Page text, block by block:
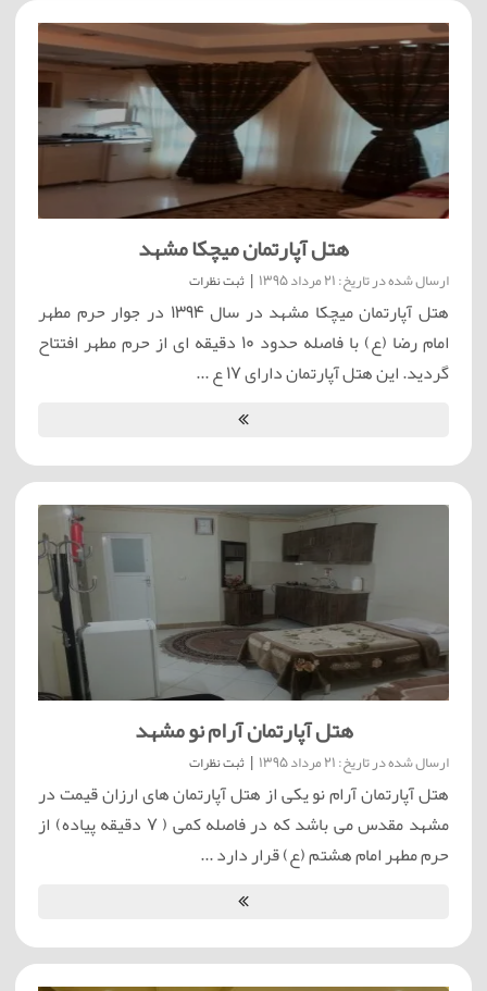
هتل آپارتمان میچکا مشهد
ارسال شده در تاریخ: 21 مرداد 1395 | ثبت نظرات
هتل آپارتمان میچکا مشهد در سال 1394 در جوار حرم مطهر
امام رضا (ع) با فاصله حدود 10 دقیقه ای از حرم مطهر افتتاح
گردید. این هتل آپارتمان دارای 17 ع ...
هتل آپارتمان آرام نو مشهد
ارسال شده در تاریخ: 21 مرداد 1395 | ثبت نظرات
هتل آپارتمان آرام نو یکی از هتل آپارتمان های ارزان قیمت در
مشهد مقدس می باشد که در فاصله کمی ( 7 دقیقه پیاده) از
حرم مطهر امام هشتم (ع) قرار دارد ...